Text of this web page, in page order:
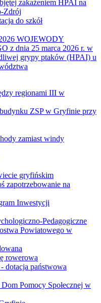
zakażeniem HPAI na
Zdrój
do szkół
WOJEWODY
z dnia 25 marca 2026 r. w
grypy ptaków (HPAI) u